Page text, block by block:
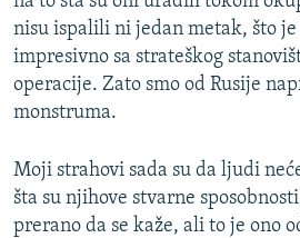
nisu ispalili ni jedan metak, što
impresivno sa strateškog
operacije. Zato smo od Rusije
monstruma.
Moji strahovi sada su da ljudi
šta su njihove stvarne
prerano da se kaže, ali to je ono